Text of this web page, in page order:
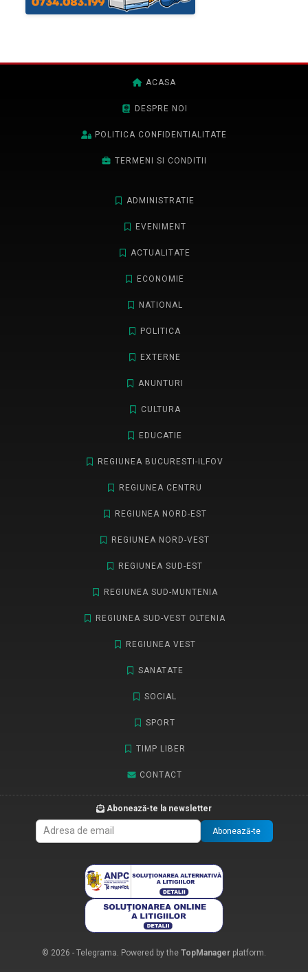
ACASA
DESPRE NOI
POLITICA CONFIDENTIALITATE
TERMENI SI CONDITII
ADMINISTRATIE
EVENIMENT
ACTUALITATE
ECONOMIE
NATIONAL
POLITICA
EXTERNE
ANUNTURI
CULTURA
EDUCATIE
REGIUNEA BUCURESTI-ILFOV
REGIUNEA CENTRU
REGIUNEA NORD-EST
REGIUNEA NORD-VEST
REGIUNEA SUD-EST
REGIUNEA SUD-MUNTENIA
REGIUNEA SUD-VEST OLTENIA
REGIUNEA VEST
SANATATE
SOCIAL
SPORT
TIMP LIBER
CONTACT
Abonează-te la newsletter
Abonează-te
© 2026 - Telegrama. Powered by the TopManager platform.